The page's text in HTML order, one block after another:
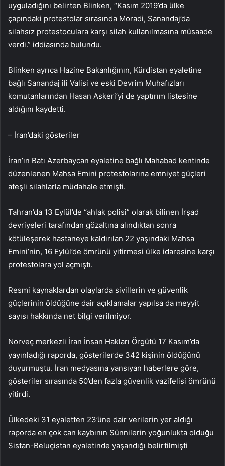
uyguladığını belirten Blinken, “Kasım 2019’da ülke
çapındaki protestolar sırasında Moradi, Sanandaj’da
silahsız protestoculara karşı silah kullanılmasına müsaade
verdi.” iddiasında bulundu.
Blinken ayrıca Hazine Bakanlığının, Kürdistan eyaletine
bağlı Sanandaj ili Valisi ve eski Devrim Muhafızları
komutanlarından Hasan Askeri’yi de yaptırım listesine
aldığını kaydetti.
– İran’daki gösteriler
İran’ın Batı Azerbaycan eyaletine bağlı Mahabad kentinde
düzenlenen Mahsa Emini protestolarına emniyet güçleri
ateşli silahlarla müdahale etmişti.
Tahran’da 13 Eylül’de “ahlak polisi” olarak bilinen İrşad
devriyeleri tarafından gözaltına alındıktan sonra
kötüleşerek hastaneye kaldırılan 22 yaşındaki Mahsa
Emini’nin, 16 Eylül’de ömrünü yitirmesi ülke idaresine karşı
protestolara yol açmıştı.
Resmi kaynaklardan olaylarda sivillerin ve güvenlik
güçlerinin öldüğüne dair açıklamalar yapılsa da meyyit
sayısı hakkında net bilgi verilmiyor.
Norveç merkezli İran İnsan Hakları Örgütü 17 Kasım’da
yayınladığı raporda, gösterilerde 342 kişinin öldüğünü
duyurmuştu. İran medyasına yansıyan haberlere göre,
gösteriler sırasında 50’den fazla güvenlik vazifelisi ömrünü
yitirdi.
Ülkedeki 31 eyaletten 23’üne dair verilerin yer aldığı
raporda en çok can kaybının Sünnilerin yoğunlukta olduğu
Sistan-Beluçistan eyaletinde yaşandığı belirtilmişti